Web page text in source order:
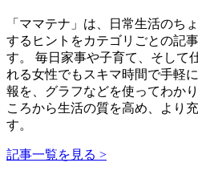
「ママテナ」は、日常生活のち
するヒントをカテゴリごとの記
す。 毎日家事や子育て、そして
れる女性でもスキマ時間で手軽
報を、グラフなどを使ってわか
ころから生活の質を高め、より
す。
記事一覧を見る >